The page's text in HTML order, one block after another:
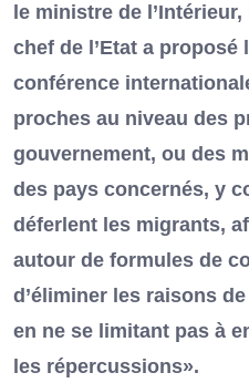
le ministre de
chef de l’Etat a proposé
conférence
proches au niveau des
gouvernement, ou des
des pays concernés, y
déferlent les migrants,
autour de formules de
d’éliminer les raisons
en ne se limitant pas à
les répercussions».